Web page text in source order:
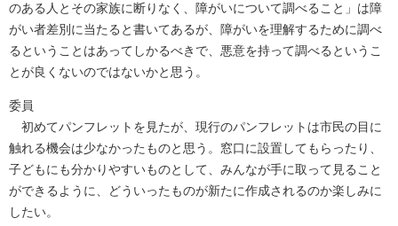
のある人とその家族に断りなく、障がいについて調べること」は障
がい者差別に当たると書いてあるが、障がいを理解するために調べ
るということはあってしかるべきで、悪意を持って調べるというこ
とが良くないのではないかと思う。
委員
初めてパンフレットを見たが、現行のパンフレットは市民の目に
触れる機会は少なかったものと思う。窓口に設置してもらったり、
子どもにも分かりやすいものとして、みんなが手に取って見ること
ができるように、どういったものが新たに作成されるのか楽しみに
したい。